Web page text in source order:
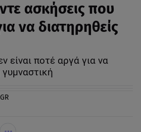
ασκήσεις που
να διατηρηθείς
είναι ποτέ αργά για να